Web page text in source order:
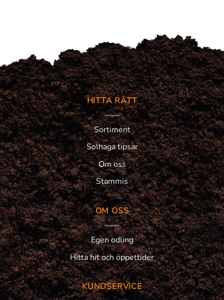
HITTA RÄTT
Sortiment
Solhaga tipsar
Om oss
Stammis
OM OSS
Egen odling
Hitta hit och öppettider
KUNDSERVICE